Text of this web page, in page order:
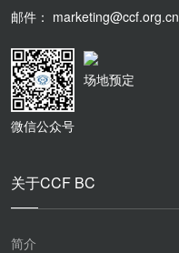
邮件： marketing@ccf.org.cn
微信公众号
场地预定
关于CCF BC
简介